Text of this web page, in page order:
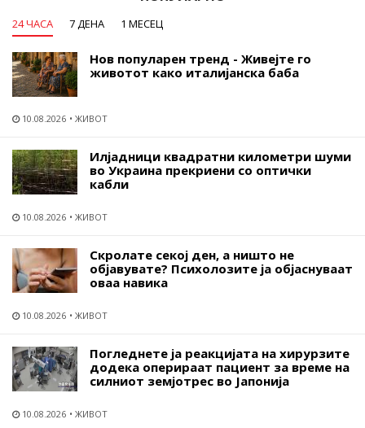
24 ЧАСА 7 ДЕНА 1 МЕСЕЦ
Нов популарен тренд - Живејте го
животот како италијанска баба
10.08.2026 ЖИВОТ
Илјадници квадратни километри шуми
во Украина прекриени со оптички
кабли
10.08.2026 ЖИВОТ
Скролате секој ден, а ништо не
објавувате? Психолозите ја објаснуваат
оваа навика
10.08.2026 ЖИВОТ
Погледнете ја реакцијата на хирурзите
додека оперираат пациент за време на
силниот земјотрес во Јапонија
10.08.2026 ЖИВОТ